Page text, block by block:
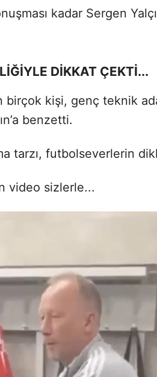
kadar Sergen
DİKKAT ÇEKTİ...
birçok kişi, genç teknik
benzetti.
tarzı, futbolseverlerin
video sizlerle...